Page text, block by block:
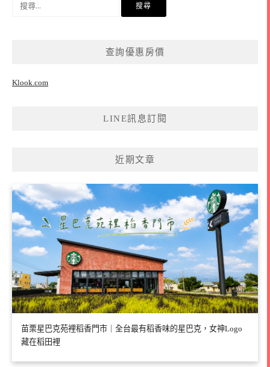
查詢優惠房價
Klook.com
LINE訊息訂閱
近期文章
苗栗星巴克苑裡稻香門市｜全台最有稻香味的星巴克，女神Logo
藏在稻田裡